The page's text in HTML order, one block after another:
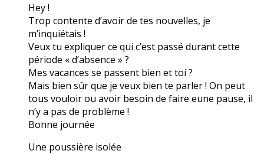
Hey !
Trop contente d’avoir de tes nouvelles, je
m’inquiétais !
Veux tu expliquer ce qui c’est passé durant cette
période « d’absence » ?
Mes vacances se passent bien et toi ?
Mais bien sûr que je veux bien te parler ! On peut
tous vouloir ou avoir besoin de faire eune pause, il
n’y a pas de problème !
Bonne journée
Une poussière isolée